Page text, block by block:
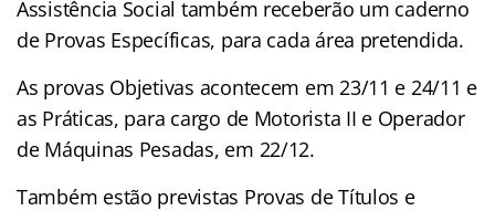
Assistência Social também receberão um caderno
de Provas Específicas, para cada área pretendida.
As provas Objetivas acontecem em 23/11 e 24/11 e
as Práticas, para cargo de Motorista II e Operador
de Máquinas Pesadas, em 22/12.
Também estão previstas Provas de Títulos e